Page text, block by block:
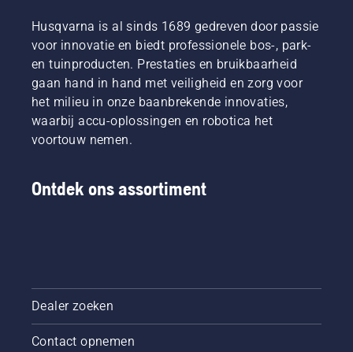
Husqvarna is al sinds 1689 gedreven door passie
voor innovatie en biedt professionele bos-, park-
en tuinproducten. Prestaties en bruikbaarheid
gaan hand in hand met veiligheid en zorg voor
het milieu in onze baanbrekende innovaties,
waarbij accu-oplossingen en robotica het
voortouw nemen.
Ontdek ons assortiment
Dealer zoeken
Contact opnemen